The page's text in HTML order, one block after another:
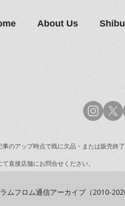
About Us
のアップ時点で既に欠品・または販売終
直接店舗にお問合せください。
ラムフロム通信アーカイブ（2010-